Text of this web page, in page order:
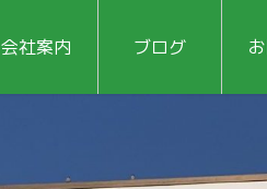
会社案内 ブログ